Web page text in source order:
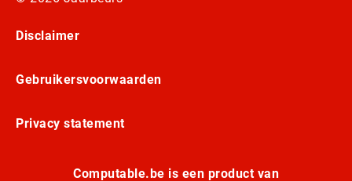
Disclaimer
Gebruikersvoorwaarden
Privacy statement
Computable.be is een product van